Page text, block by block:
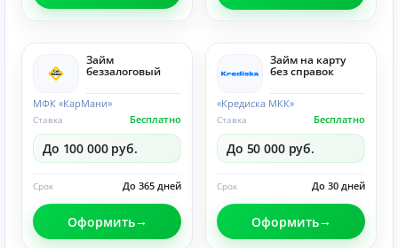
Займ
беззалоговый
МФК «КарМани»
Бесплатно
Ставка
До 100 000 руб.
До 365 дней
Срок
Оформить
Займ на карту
без справок
«Кредиска МКК»
Бесплатно
Ставка
До 50 000 руб.
До 30 дней
Срок
Оформить